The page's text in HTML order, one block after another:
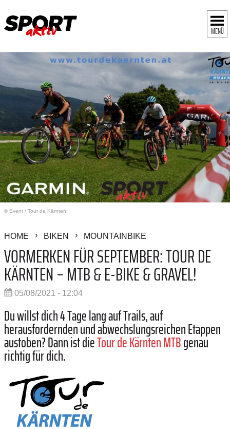
MENÜ
© Event / Tour de Kärnten
HOME BIKEN MOUNTAINBIKE
VORMERKEN FÜR SEPTEMBER: TOUR DE
KÄRNTEN – MTB & E-BIKE & GRAVEL!
05/08/2021 - 12:04
Du willst dich 4 Tage lang auf Trails, auf
herausfordernden und abwechslungsreichen Etappen
austoben? Dann ist dieTour de Kärnten MTBgenau
richtig für dich.